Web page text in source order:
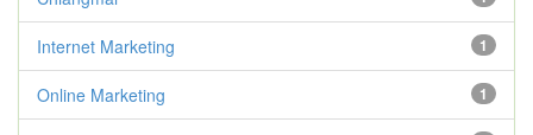
1
Internet Marketing
1
Online Marketing